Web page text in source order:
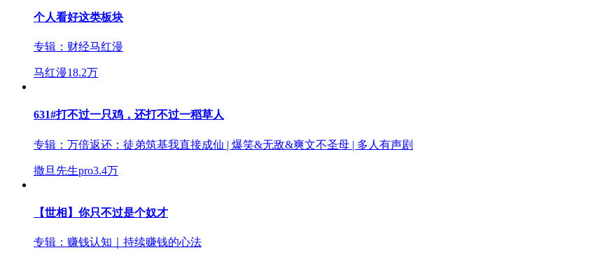
个人看好这类板块
专辑： 财经马红漫
马红漫18.2万
631#打不过一只鸡，还打不过一稻草人
专辑： 万倍返还：徒弟筑基我直接成仙 | 爆笑&无敌&爽文不圣母 | 多人有声剧
撒旦先生pro3.4万
【世相】你只不过是个奴才
专辑： 赚钱认知｜持续赚钱的心法